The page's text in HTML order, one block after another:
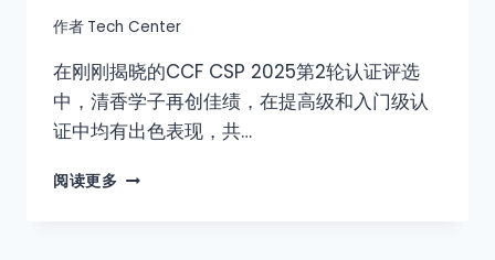
作者 Tech Center
在刚刚揭晓的CCF CSP 2025第2轮认证评选
中，清香学子再创佳绩，在提高级和入门级认
证中均有出色表现，共…
阅读更多